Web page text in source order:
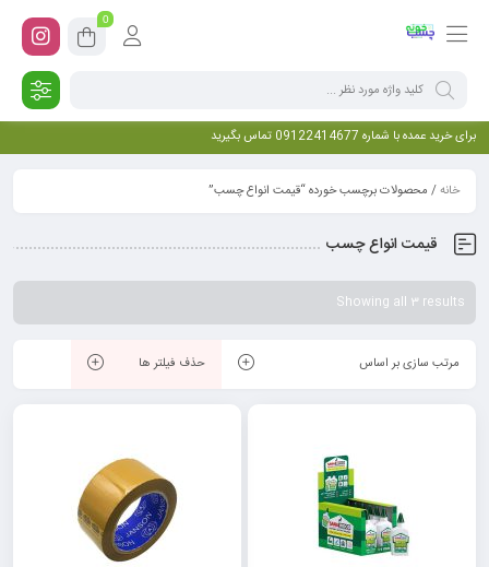
0
برای خرید عمده با شماره 09122414677 تماس بگیرید
خانه/ محصولات برچسب خورده “قیمت انواع چسب”
قیمت انواع چسب
Showing all 3 results
مرتب سازی بر اساس حذف فیلتر ها